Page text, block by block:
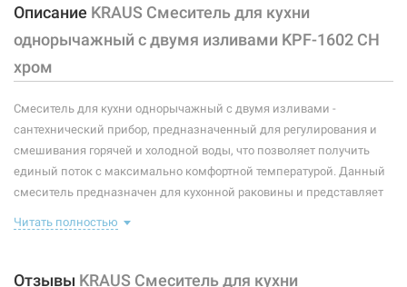
Тип конструкции: с двумя изливами/с гибким изливом
Тип смесителя (крана): однорычажный
Материал корпуса смесителя (крана): латунь
Тип излива: высокий поворотный
Способ монтажа: вертикальный на раковину
Тип затворной части:
Описание KRAUS Смеситель для кухни
однорычажный с двумя изливами KPF-1602 CH
хром
Смеситель для кухни однорычажный с двумя изливами -
сантехнический прибор, предназначенный для регулирования и
смешивания горячей и холодной воды, что позволяет получить
единый поток с максимально комфортной температурой. Данный
смеситель предназначен для кухонной раковины и представляет
виде рычага, позволяющего "запоминать" температуру воды,
смесителя - 35 мм. Гибкий шланг вращается на 360°,
Читать полностью
Отзывы KRAUS Смеситель для кухни